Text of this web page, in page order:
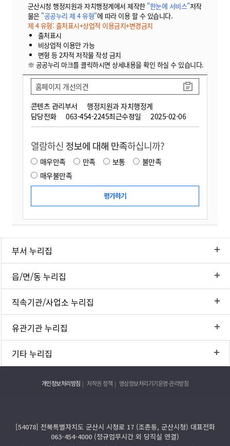
군산시청 행정지원과 자치행정계에서 제작한 "한눈에 서비스"저작
물은 "공공누리 제 4 유형"에 따라 이용 할 수 있습니다.
제 4 유형: 출처표시+상업적 이용금지+변경금지
출처표시
비상업적 이용만 가능
변형 등 2차적 저작물 작성 금지
※ 공공누리 마크를 클릭하시면 상세내용을 확인 하실 수 있습니다.
콘텐츠 관리부서
행정지원과 자치행정계
담당전화
063-454-2245최근수정일 2025-02-06
홈페이지 개선의견
열람하신 정보에 대해 만족하십니까?
매우만족 만족 보통
불만족
매우불만족
부서 누리집
읍/면/동 누리집
직속기관/사업소 누리집
유관기관 누리집
기타 누리집
개인정보처리방침 저작권 정책 영상정보처리기기운영·관리방침
[54078] 전북특별자치도 군산시 시청로 17 (조촌동, 군산시청) 대표전화
063-454-4000 (정규업무시간 외 당직실 연결)